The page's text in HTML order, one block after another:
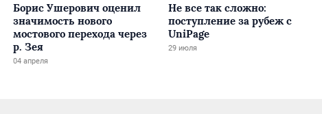
Борис Ушерович оценил
значимость нового
мостового перехода через
р. Зея
04 апреля
Не все так сложно:
поступление за рубеж с
UniPage
29 июля